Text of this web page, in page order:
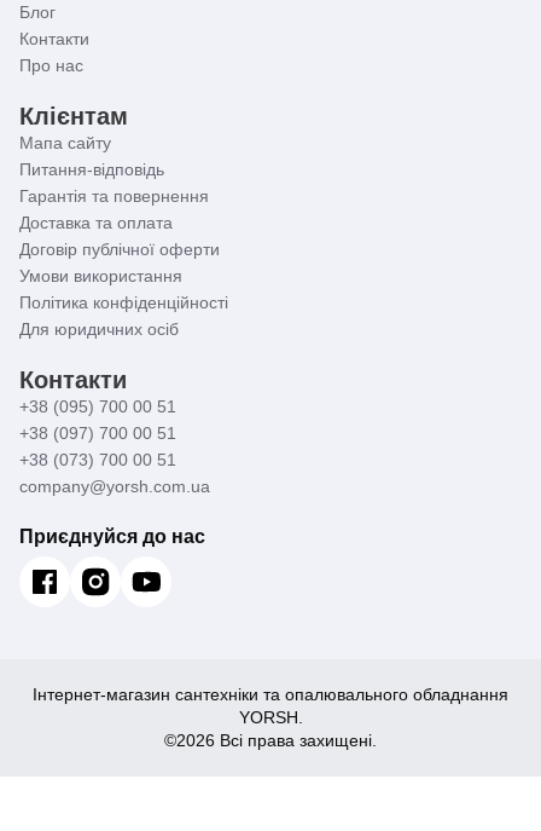
Блог
Контакти
Про нас
Клієнтам
Мапа сайту
Питання-відповідь
Гарантія та повернення
Доставка та оплата
Договір публічної оферти
Умови використання
Політика конфіденційності
Для юридичних осіб
Контакти
+38 (095) 700 00 51
+38 (097) 700 00 51
+38 (073) 700 00 51
company@yorsh.com.ua
Приєднуйся до нас
Інтернет-магазин сантехніки та опалювального обладнання
YORSH.
©2026 Всі права захищені.